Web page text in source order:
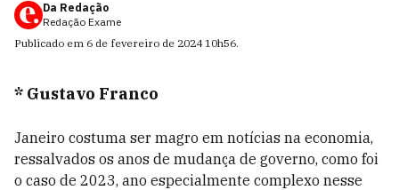
Da Redação
Redação Exame
Publicado em 6 de fevereiro de 2024 10h56.
* Gustavo Franco
Janeiro costuma ser magro em notícias na economia,
ressalvados os anos de mudança de governo, como foi
o caso de 2023, ano especialmente complexo nesse